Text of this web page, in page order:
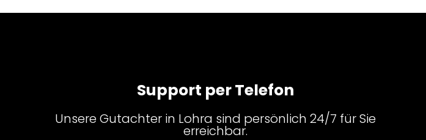
Support per Telefon
Unsere Gutachter in Lohra sind persönlich 24/7 für Sie
erreichbar.